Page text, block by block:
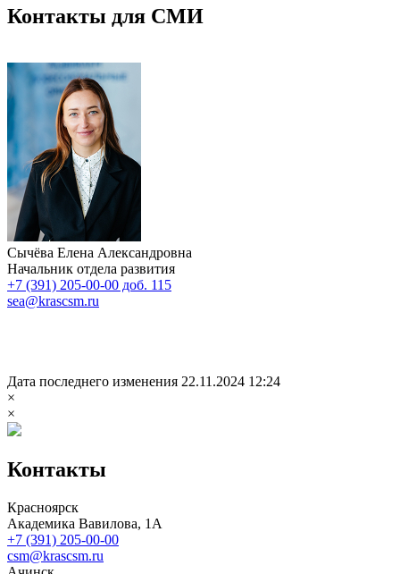
Контакты для СМИ
Сычёва Елена Александровна
Начальник отдела развития
+7 (391) 205-00-00 доб. 115
sea@krascsm.ru
Дата последнего изменения 22.11.2024 12:24
×
×
Контакты
Красноярск
Академика Вавилова, 1А
+7 (391) 205-00-00
csm@krascsm.ru